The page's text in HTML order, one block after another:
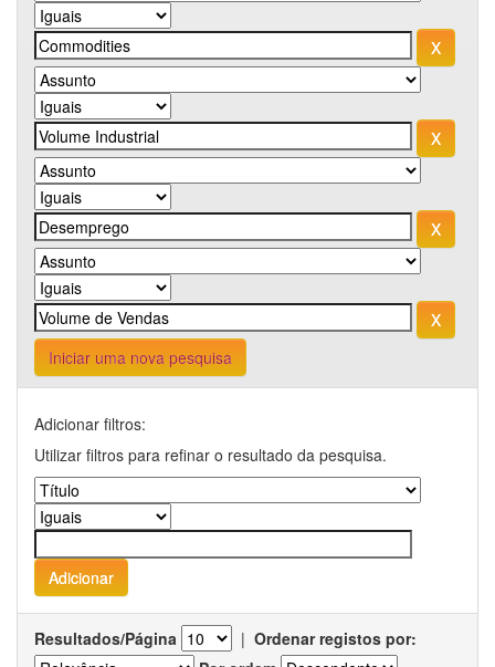
Iniciar uma nova pesquisa
Adicionar filtros:
Utilizar filtros para refinar o resultado da pesquisa.
Resultados/Página | Ordenar registos por: